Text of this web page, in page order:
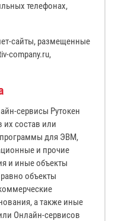
телефонах,
сайты, размещенные
company.ru,
сервисы Рутокен
состав или
для ЭВМ,
и прочие
и иные объекты
объекты
а также иные
Онлайн-сервисов